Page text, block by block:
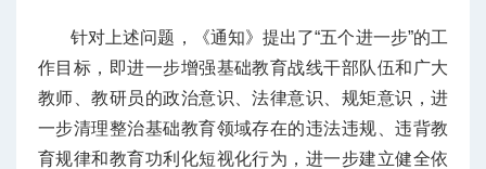
针对上述问题，《通知》提出了“五个进一步”的工
作目标，即进一步增强基础教育战线干部队伍和广大
教师、教研员的政治意识、法律意识、规矩意识，进
一步清理整治基础教育领域存在的违法违规、违背教
育规律和教育功利化短视化行为，进一步建立健全依